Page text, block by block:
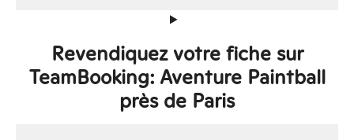
Revendiquez votre fiche sur
TeamBooking: Aventure Paintball
près de Paris